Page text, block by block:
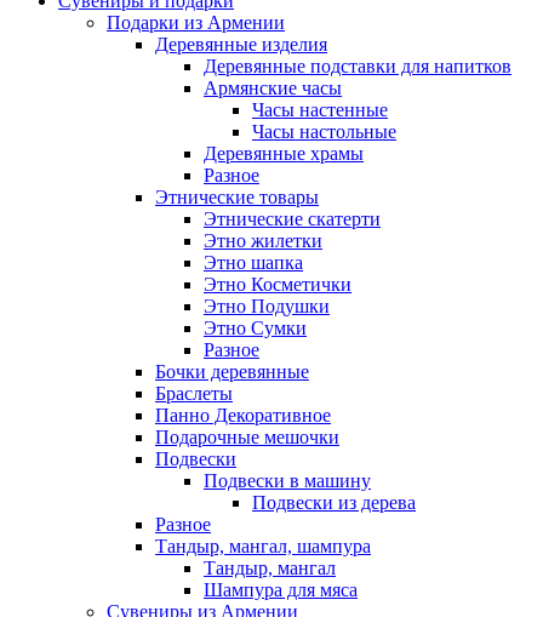
Подарки из Армении
Деревянные изделия
Деревянные подставки для напитков
Армянские часы
Часы настенные
Часы настольные
Деревянные храмы
Разное
Этнические товары
Этнические скатерти
Этно жилетки
Этно шапка
Этно Косметички
Этно Подушки
Этно Сумки
Разное
Бочки деревянные
Браслеты
Панно Декоративное
Подарочные мешочки
Подвески
Подвески в машину
Подвески из дерева
Разное
Тандыр, мангал, шампура
Тандыр, мангал
Шампура для мяса
Сувениры из Армении